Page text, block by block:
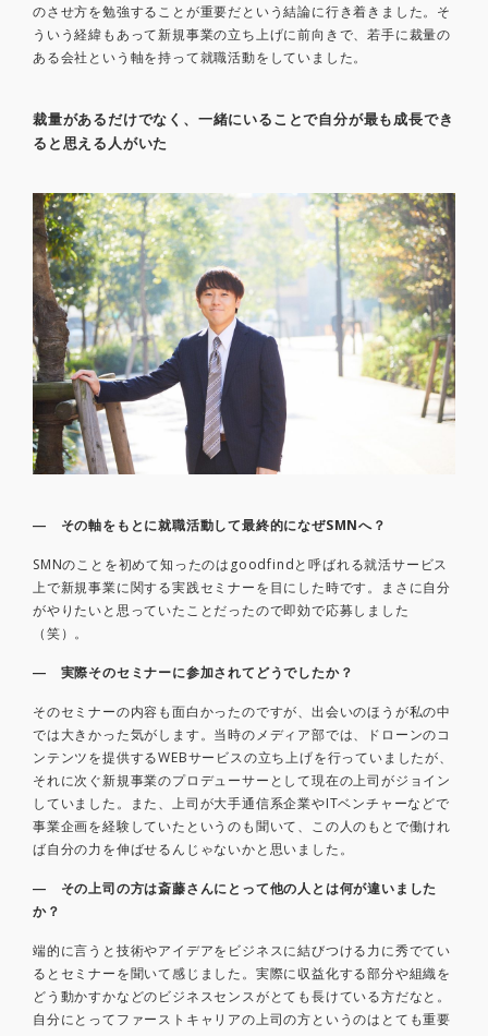
のさせ方を勉強することが重要だという結論に行き着きました。そ
ういう経緯もあって新規事業の立ち上げに前向きで、若手に裁量の
ある会社という軸を持って就職活動をしていました。
裁量があるだけでなく、一緒にいることで自分が最も成長でき
ると思える人がいた
― その軸をもとに就職活動して最終的になぜSMNへ？
SMNのことを初めて知ったのはgoodfindと呼ばれる就活サービス
上で新規事業に関する実践セミナーを目にした時です。まさに自分
がやりたいと思っていたことだったので即効で応募しました
（笑）。
― 実際そのセミナーに参加されてどうでしたか？
そのセミナーの内容も面白かったのですが、出会いのほうが私の中
では大きかった気がします。当時のメディア部では、ドローンのコ
ンテンツを提供するWEBサービスの立ち上げを行っていましたが、
それに次ぐ新規事業のプロデューサーとして現在の上司がジョイン
していました。また、上司が大手通信系企業やITベンチャーなどで
事業企画を経験していたというのも聞いて、この人のもとで働けれ
ば自分の力を伸ばせるんじゃないかと思いました。
― その上司の方は斎藤さんにとって他の人とは何が違いました
か？
端的に言うと技術やアイデアをビジネスに結びつける力に秀でてい
るとセミナーを聞いて感じました。実際に収益化する部分や組織を
どう動かすかなどのビジネスセンスがとても長けている方だなと。
自分にとってファーストキャリアの上司の方というのはとても重要